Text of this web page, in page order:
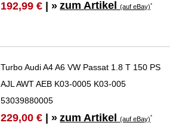
192,99 € | » zum Artikel(auf eBay)*
Turbo Audi A4 A6 VW Passat 1.8 T 150 PS
AJL AWT AEB K03-0005 K03-005
53039880005
229,00 € | » zum Artikel(auf eBay)*